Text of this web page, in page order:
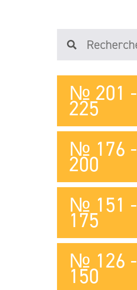
№ 126 -
150
№ 151 -
175
№ 176 -
200
№ 201 -
225